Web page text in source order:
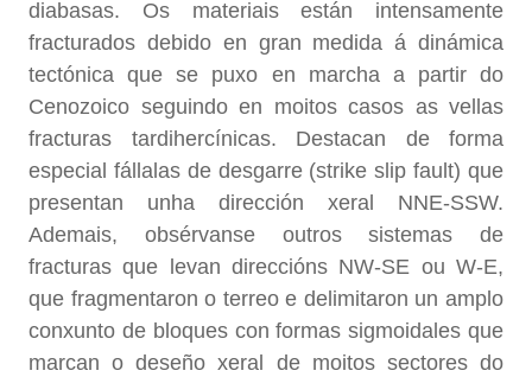
diabasas. Os materiais están intensamente
fracturados debido en gran medida á dinámica
tectónica que se puxo en marcha a partir do
Cenozoico seguindo en moitos casos as vellas
fracturas tardihercínicas. Destacan de forma
especial fállalas de desgarre (strike slip fault) que
presentan unha dirección xeral NNE-SSW.
Ademais, obsérvanse outros sistemas de
fracturas que levan direccións NW-SE ou W-E,
que fragmentaron o terreo e delimitaron un amplo
conxunto de bloques con formas sigmoidales que
marcan o deseño xeral de moitos sectores do